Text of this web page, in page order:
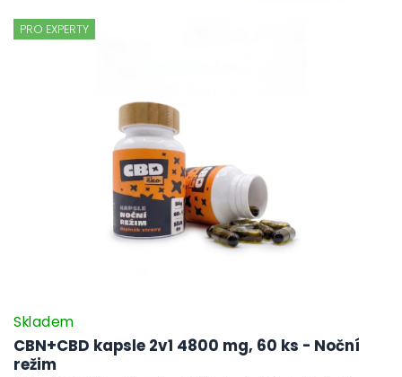
PRO EXPERTY
CBN+CBD kapsle 2v1 4800 mg, 60 ks - Noční
režim
Skladem